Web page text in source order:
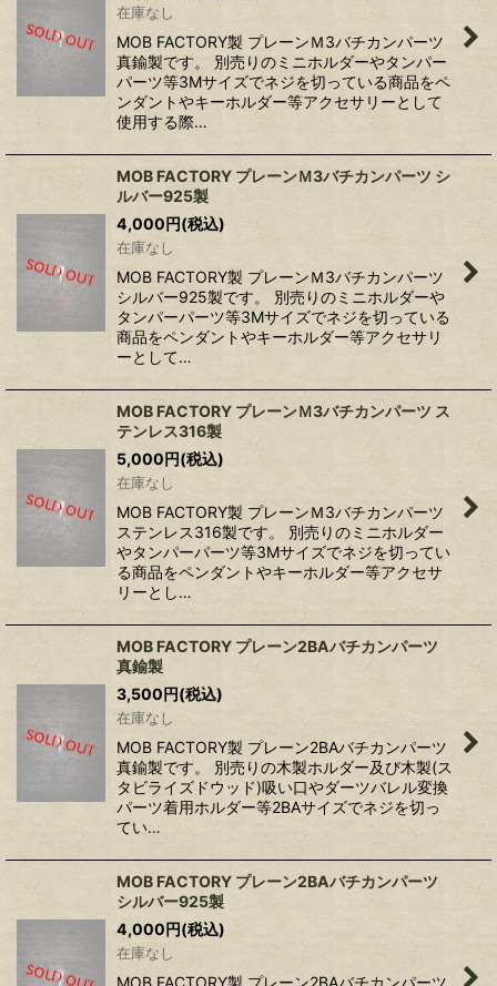
在庫なし
MOB FACTORY製 プレーンＭ3バチカンパーツ
真鍮製です。 別売りのミニホルダーやタンパー
パーツ等3Mサイズでネジを切っている商品をペ
ンダントやキーホルダー等アクセサリーとして
使用する際…
MOB FACTORY プレーンＭ3バチカンパーツ シ
ルバー925製
4,000 円(税込)
在庫なし
MOB FACTORY製 プレーンＭ3バチカンパーツ
シルバー925製です。 別売りのミニホルダーや
タンパーパーツ等3Mサイズでネジを切っている
商品をペンダントやキーホルダー等アクセサリ
ーとして…
MOB FACTORY プレーンＭ3バチカンパーツ ス
テンレス316製
5,000 円(税込)
在庫なし
MOB FACTORY製 プレーンＭ3バチカンパーツ
ステンレス316製です。 別売りのミニホルダー
やタンパーパーツ等3Mサイズでネジを切ってい
る商品をペンダントやキーホルダー等アクセサ
リーとし…
MOB FACTORY プレーン2BAバチカンパーツ
真鍮製
3,500 円(税込)
在庫なし
MOB FACTORY製 プレーン2BAバチカンパーツ
真鍮製です。 別売りの木製ホルダー及び木製(ス
タビライズドウッド)吸い口やダーツバレル変換
パーツ着用ホルダー等2BAサイズでネジを切っ
てい…
MOB FACTORY プレーン2BAバチカンパーツ
シルバー925製
4,000 円(税込)
在庫なし